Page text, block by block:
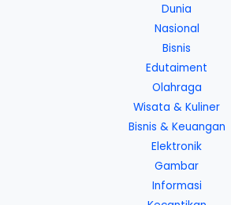
Dunia
Nasional
Bisnis
Edutaiment
Olahraga
Wisata & Kuliner
Bisnis & Keuangan
Elektronik
Gambar
Informasi